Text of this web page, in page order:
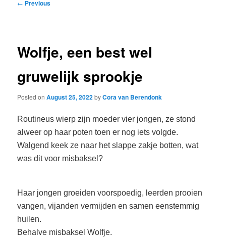
← Previous
Wolfje, een best wel
gruwelijk sprookje
Posted onAugust 25, 2022byCora van Berendonk
Routineus wierp zijn moeder vier jongen, ze stond
alweer op haar poten toen er nog iets volgde.
Walgend keek ze naar het slappe zakje botten, wat
was dit voor misbaksel?
Haar jongen groeiden voorspoedig, leerden prooien
vangen, vijanden vermijden en samen eenstemmig
huilen.
Behalve misbaksel Wolfje.